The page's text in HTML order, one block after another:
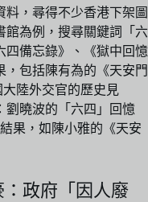
料，尋得不少香港下架圖
館為例，搜尋關鍵詞「六
四備忘錄》、《獄中回憶
，包括陳有為的《天安門
陸外交官的歷史見
劉曉波的「六四」回憶
果，如陳小雅的《天安
政府「因人廢